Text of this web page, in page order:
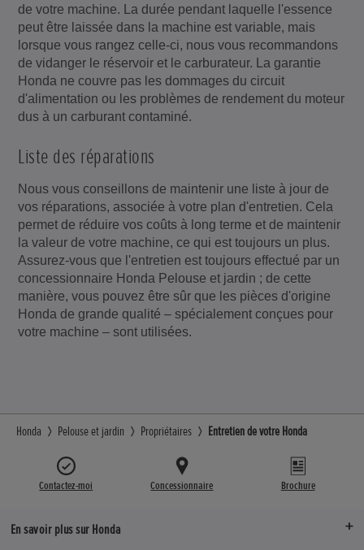
de votre machine. La durée pendant laquelle l'essence
peut être laissée dans la machine est variable, mais
lorsque vous rangez celle-ci, nous vous recommandons
de vidanger le réservoir et le carburateur. La garantie
Honda ne couvre pas les dommages du circuit
d'alimentation ou les problèmes de rendement du moteur
dus à un carburant contaminé.
Liste des réparations
Nous vous conseillons de maintenir une liste à jour de
vos réparations, associée à votre plan d'entretien. Cela
permet de réduire vos coûts à long terme et de maintenir
la valeur de votre machine, ce qui est toujours un plus.
Assurez-vous que l'entretien est toujours effectué par un
concessionnaire Honda Pelouse et jardin ; de cette
manière, vous pouvez être sûr que les pièces d'origine
Honda de grande qualité – spécialement conçues pour
votre machine – sont utilisées.
Honda Pelouse et jardin Propriétaires Entretien de votre Honda
Contactez-moi Concessionnaire Brochure
En savoir plus sur Honda